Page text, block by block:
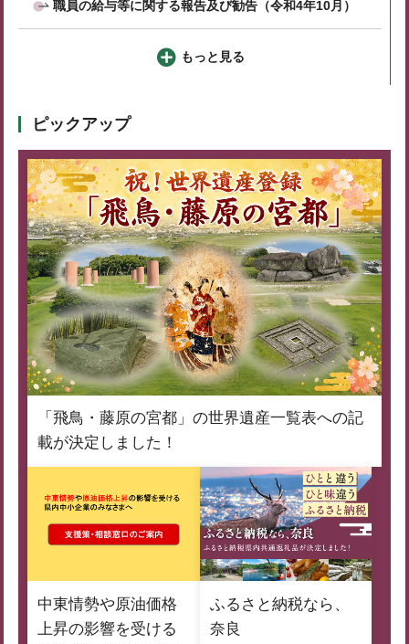
職員の給与等に関する報告及び勧告（令和4年10月）
もっと見る
ピックアップ
「飛鳥・藤原の宮都」の世界遺産一覧表への記
載が決定しました！
中東情勢や原油価格
上昇の影響を受ける
ふるさと納税なら、
奈良